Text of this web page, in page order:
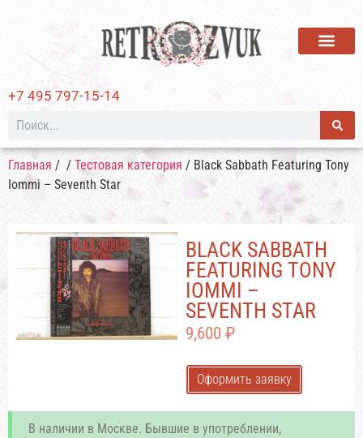
+7 495 797-15-14
Главная / / Тестовая категория / Black Sabbath Featuring Tony
Iommi – Seventh Star
BLACK SABBATH
FEATURING TONY
IOMMI –
SEVENTH STAR
9,600 ₽
Оформить заявку
В наличии в Москве. Бывшие в употреблении,